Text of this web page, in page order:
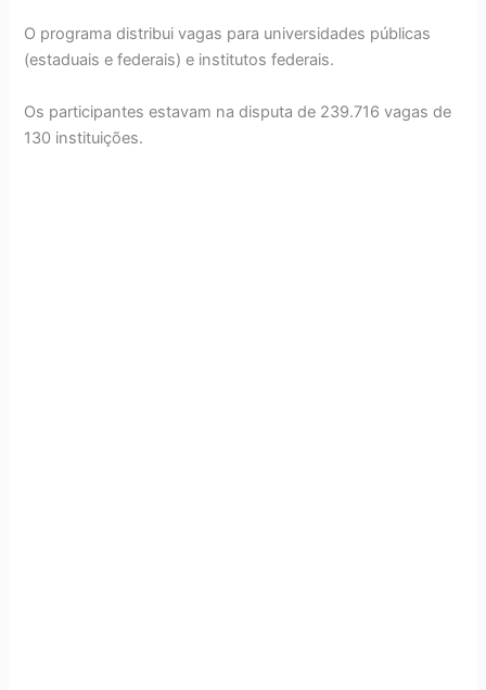
O programa distribui vagas para universidades públicas
(estaduais e federais) e institutos federais.
Os participantes estavam na disputa de 239.716 vagas de
130 instituições.